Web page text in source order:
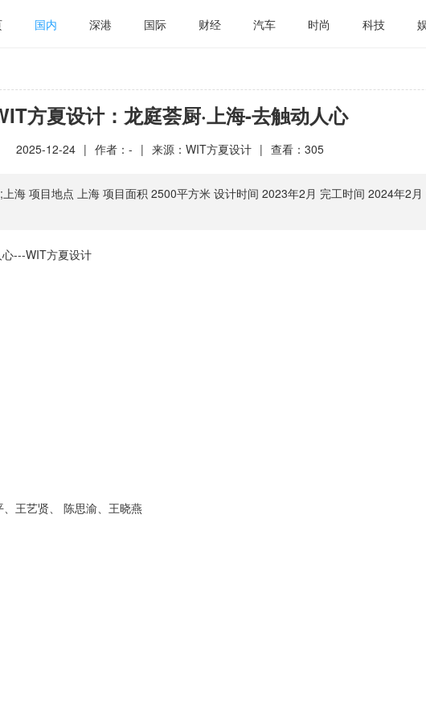
国内 深港 国际 财经 汽车 时尚 科技
方夏设计：龙庭荟厨·上海-去触动人心
2025-12-24 | 作者：- | 来源：WIT方夏设计 | 查看： 305
上海 项目地点 上海 项目面积 2500平方米 设计时间 2023年2月 完工时间 2024年2
王艺贤、 陈思渝、王晓燕